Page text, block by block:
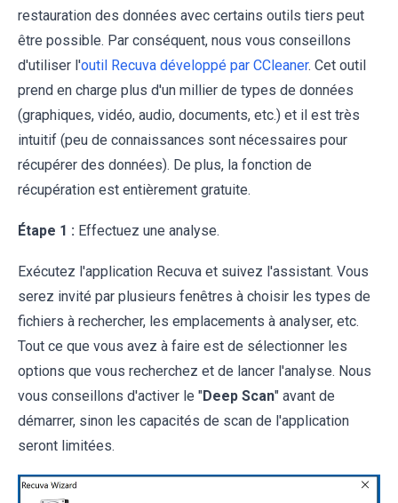
restauration des données avec certains outils tiers peut
être possible. Par conséquent, nous vous conseillons
d'utiliser l'outil Recuva développé par CCleaner. Cet outil
prend en charge plus d'un millier de types de données
(graphiques, vidéo, audio, documents, etc.) et il est très
intuitif (peu de connaissances sont nécessaires pour
récupérer des données). De plus, la fonction de
récupération est entièrement gratuite.
Étape 1 : Effectuez une analyse.
Exécutez l'application Recuva et suivez l'assistant. Vous
serez invité par plusieurs fenêtres à choisir les types de
fichiers à rechercher, les emplacements à analyser, etc.
Tout ce que vous avez à faire est de sélectionner les
options que vous recherchez et de lancer l'analyse. Nous
vous conseillons d'activer le "Deep Scan" avant de
démarrer, sinon les capacités de scan de l'application
seront limitées.